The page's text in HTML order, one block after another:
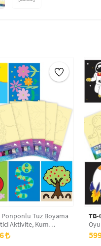
Ponponlu Tuz Boyama
Aktivite, Kum
Oyunu
TB-
TB-